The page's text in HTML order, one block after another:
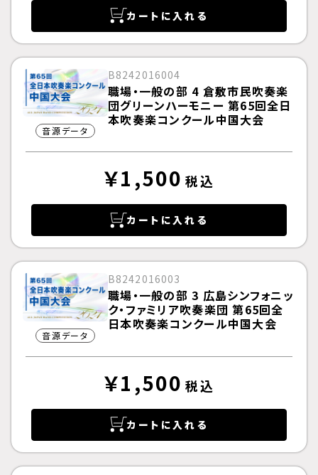
カートに入れる
音源データ
B8242016004
職場・一般の部 4 倉敷市民吹奏楽
団グリーンハーモニー 第65回全日
本吹奏楽コンクール中国大会
￥1,500 税込
カートに入れる
音源データ
B8242016003
職場・一般の部 3 広島シンフォニッ
ク・ファミリア吹奏楽団 第65回全
日本吹奏楽コンクール中国大会
￥1,500 税込
カートに入れる